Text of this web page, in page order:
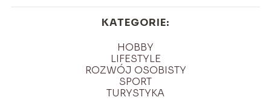
KATEGORIE:
HOBBY
LIFESTYLE
ROZWÓJ OSOBISTY
SPORT
TURYSTYKA